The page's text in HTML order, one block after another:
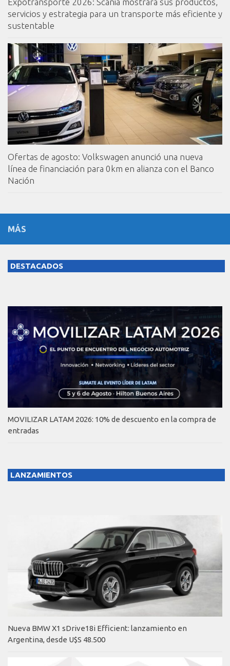
Expotransporte 2026: Scania mostrará sus productos,
servicios y estrategia para un transporte más eficiente y
sustentable
Ofertas de agosto: Volkswagen anunció una nueva
línea de financiación para 0km en alianza con el Banco
Nación
MÁS
DESTACADOS
MOVILIZAR LATAM 2026: 10% de descuento en la compra de
entradas
LANZAMIENTOS
Nueva BMW X1 sDrive18i Efficient: lanzamiento en
Argentina, desde U$S 48.500